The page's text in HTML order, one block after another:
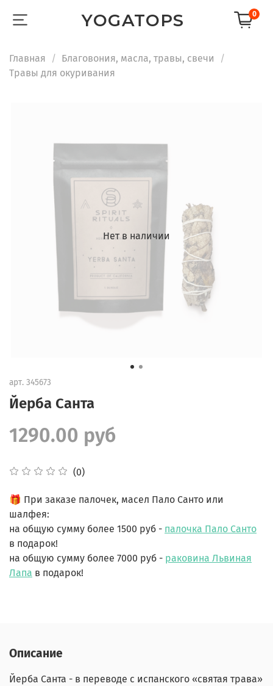
YOGATOPS 0
Главная
Благовония, масла, травы, свечи
Травы для окуривания
Нет в наличии
арт. 345673
Йерба Санта
(0)
1290.00 руб
🎁 При заказе палочек, масел Пало Санто или
шалфея:
на общую сумму более 1500 руб - палочка Пало Санто
в подарок!
на общую сумму более 7000 руб - раковина Львиная
Лапа в подарок!
Описание
Йерба Санта - в переводе с испанского «святая трава»